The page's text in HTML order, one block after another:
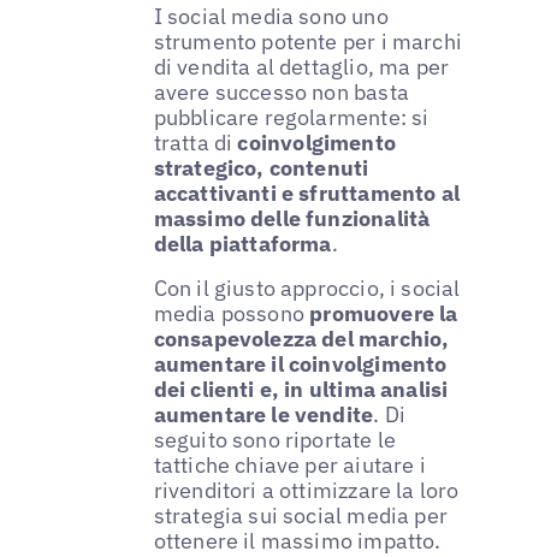
I social media sono uno
strumento potente per i marchi
di vendita al dettaglio, ma per
avere successo non basta
pubblicare regolarmente: si
tratta dicoinvolgimento
strategico, contenuti
accattivanti e sfruttamento al
massimo delle funzionalità
della piattaforma.
Con il giusto approccio, i social
media possono promuovere la
consapevolezza del marchio,
aumentare il coinvolgimento
dei clienti e, in ultima analisi
aumentare le vendite. Di
seguito sono riportate le
tattiche chiave per aiutare i
rivenditori a ottimizzare la loro
strategia sui social media per
ottenere il massimo impatto.